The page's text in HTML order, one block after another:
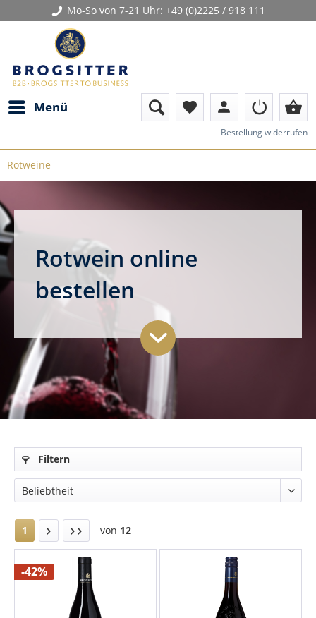
Mo-So von 7-21 Uhr: +49 (0)2225 / 918 111
Menü favorite person shopping_basket
Bestellung widerrufen
Rotweine
Rotwein online
bestellen
Filtern
1 von 12
-42%